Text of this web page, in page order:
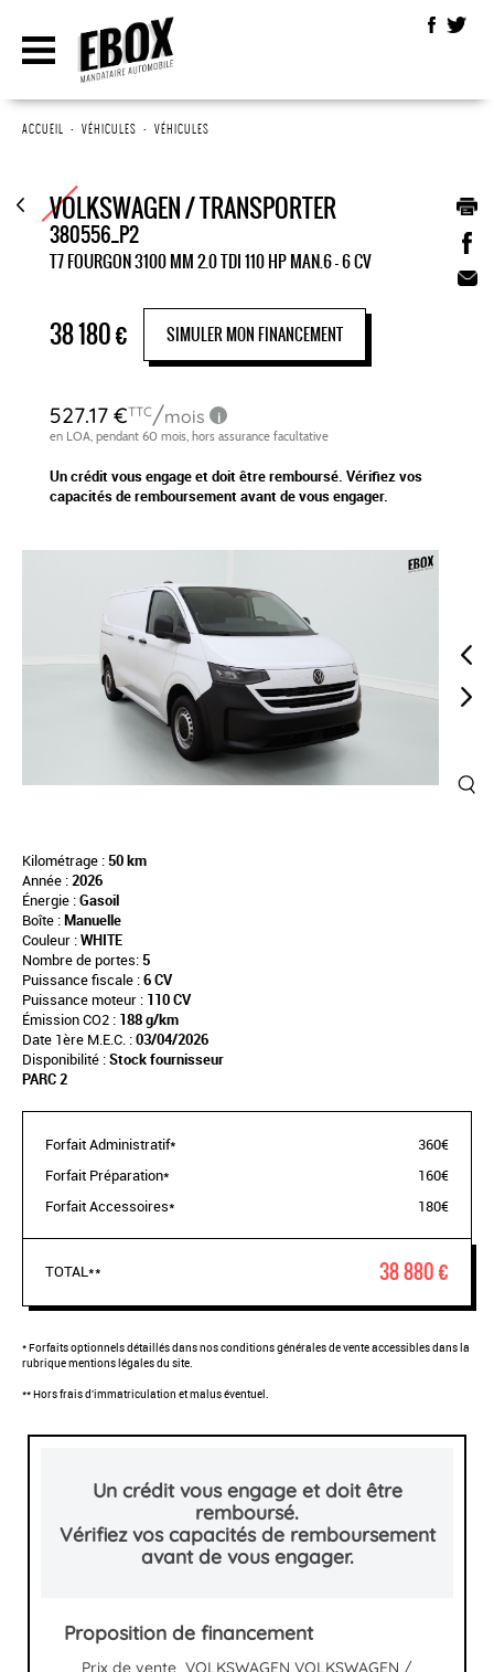
ACCUEIL • VÉHICULES • VÉHICULES
VOLKSWAGEN / TRANSPORTER
380556_P2
T7 FOURGON 3100 MM 2.0 TDI 110 HP MAN.6 - 6 CV
38 180€ SIMULER MON FINANCEMENT
Un crédit vous engage et doit être remboursé. Vérifiez vos
capacités de remboursement avant de vous engager.
Kilométrage :50 km
Année :2026
Énergie :Gasoil
Boîte :Manuelle
Couleur :WHITE
Nombre de portes:5
Puissance fiscale :6 CV
Puissance moteur : 110 CV
Émission CO2 : 188 g/km
Date 1ère M.E.C. :03/04/2026
Disponibilité :Stock fournisseur
PARC 2
Forfait Administratif*
360€
Forfait Préparation*
160€
Forfait Accessoires*
180€
TOTAL** 38 880 €
* Forfaits optionnels détaillés dans nos conditions générales de vente accessibles dans la
rubrique mentions légales du site.
** Hors frais d'immatriculation et malus éventuel.